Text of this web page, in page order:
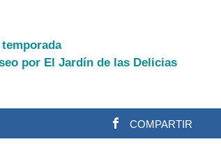
por El Jardín de las Delicias
COMPARTIR